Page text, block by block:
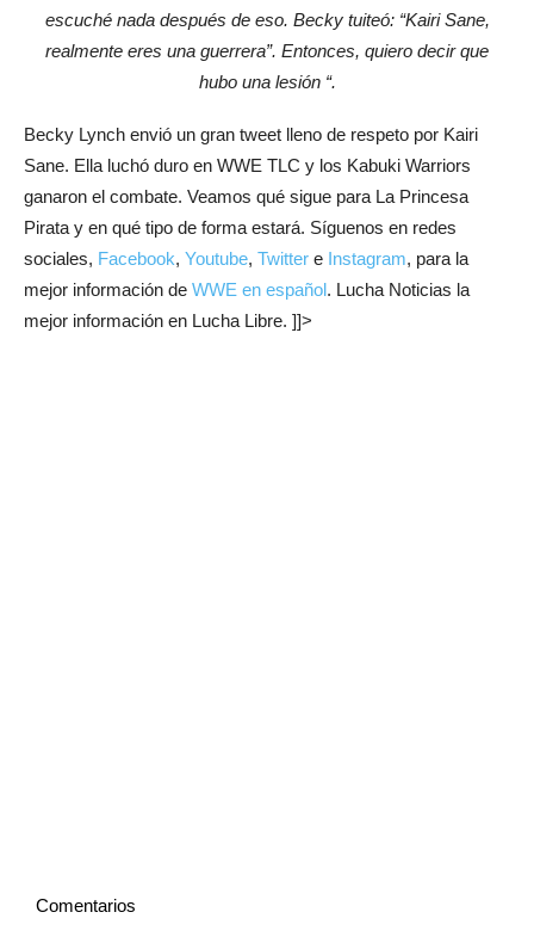
escuché nada después de eso. Becky tuiteó: “Kairi Sane,
realmente eres una guerrera”. Entonces, quiero decir que
hubo una lesión “.
Becky Lynch envió un gran tweet lleno de respeto por Kairi
Sane. Ella luchó duro en WWE TLC y los Kabuki Warriors
ganaron el combate. Veamos qué sigue para La Princesa
Pirata y en qué tipo de forma estará. Síguenos en redes
sociales, Facebook, Youtube, Twitter e Instagram, para la
mejor información de WWE en español. Lucha Noticias la
mejor información en Lucha Libre. ]]>
Comentarios